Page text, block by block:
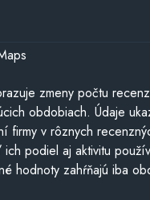
zmeny počtu
obdobiach. Údaje
firmy v rôznych
podiel aj aktivitu
hodnoty zahŕňajú iba